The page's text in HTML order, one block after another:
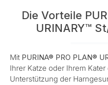
Die Vorteile
URINARY™
Mit PURINA® PRO PLAN®
Ihrer Katze oder Ihrem
Unterstützung der